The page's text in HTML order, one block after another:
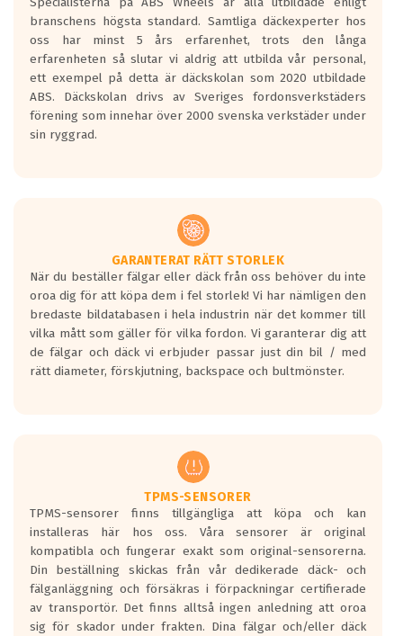
branschens högsta standard. Samtliga däckexperter hos
oss har minst 5 års erfarenhet, trots den långa
erfarenheten så slutar vi aldrig att utbilda vår personal,
ett exempel på detta är däckskolan som 2020 utbildade
ABS. Däckskolan drivs av Sveriges fordonsverkstäders
förening som innehar över 2000 svenska verkstäder under
sin ryggrad.
GARANTERAT RÄTT STORLEK
När du beställer fälgar eller däck från oss behöver du inte
oroa dig för att köpa dem i fel storlek! Vi har nämligen den
bredaste bildatabasen i hela industrin när det kommer till
vilka mått som gäller för vilka fordon. Vi garanterar dig att
de fälgar och däck vi erbjuder passar just din bil / med
rätt diameter, förskjutning, backspace och bultmönster.
TPMS-SENSORER
TPMS-sensorer finns tillgängliga att köpa och kan
installeras här hos oss. Våra sensorer är original
kompatibla och fungerar exakt som original-sensorerna.
Din beställning skickas från vår dedikerade däck- och
fälganläggning och försäkras i förpackningar certifierade
av transportör. Det finns alltså ingen anledning att oroa
sig för skador under frakten. Dina fälgar och/eller däck